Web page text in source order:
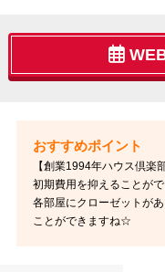
【創業1994年ハウス倶楽
初期費用を抑えることがで
各部屋にクローゼットが
ことができますね☆